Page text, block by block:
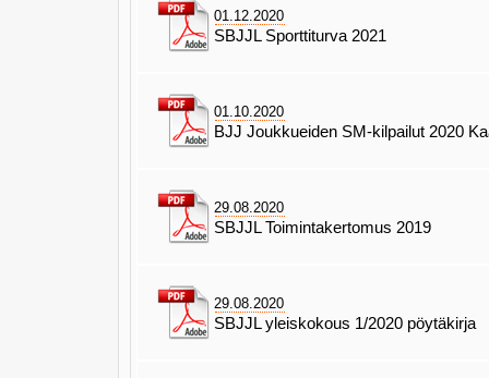
01.12.2020
SBJJL Sporttiturva 2021
01.10.2020
BJJ Joukkueiden SM-kilpailut 2020
29.08.2020
SBJJL Toimintakertomus 2019
29.08.2020
SBJJL yleiskokous 1/2020 pöytäkirja